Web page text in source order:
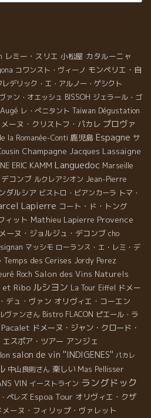
レミー・スリエ 小松屋 カタルーニャ
コワンスト・ヴィーノ モンペリエ・自
レデリック・エ・アルノー・ゲシクト
ァン・オエッシュ BISSOH ジェラール・ゴ
レ・ぺニタント Taiwan Dégustation
メーヌ・クリストフ・パカレ プロヴァ
la Romanée-Conti 鹿児島 Espagne サ
Champagne Jacques Lassaigne
ERIC KAMM Languedoc Marseille
コンブ ルクレアシオン Jean-Pierre
ダルシア ビストロ・ビアンカーラ トマ・
Lapierre コート・ド・トング
ィット Mathieu Lapierre Provence
ーヌ・ジョルジュ・デコンブ cho
マッシモ ローランス・エ・レミ・デ
Temps des Cerises Jordy Perez
Roch Salon des Vins Naturels
et Ribo ルシヨン La Tour Eiffel ドメー
デュ・ヴァン オリヴィエ・コーエン
ヴァンさん Bistro FLACON ピエール・ラ
ドメーヌ・ジャン・クロード・
エスポア・ツアー アンジェ
salon de vin ''INDIGENES'' パカレ
中山良則さん 楽しい Mas Pellisser
VIN イーストライン ラングドック
ペレズ Espoa Tour オリヴィエ・クザ
メーヌ・フィリップ・ヴァレット